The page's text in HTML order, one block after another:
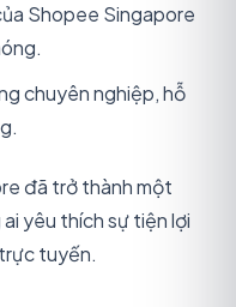
Shopee Singapore
chuyên nghiệp, hỗ
đã trở thành một
yêu thích sự tiện lợi
tuyến.